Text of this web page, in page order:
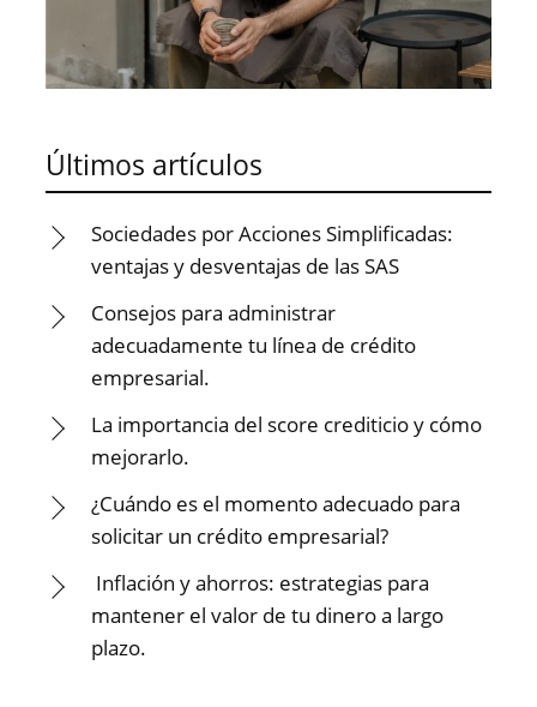
Últimos artículos
Sociedades por Acciones Simplificadas:
ventajas y desventajas de las SAS
Consejos para administrar
adecuadamente tu línea de crédito
empresarial.
La importancia del score crediticio y cómo
mejorarlo.
¿Cuándo es el momento adecuado para
solicitar un crédito empresarial?
Inflación y ahorros: estrategias para
mantener el valor de tu dinero a largo
plazo.